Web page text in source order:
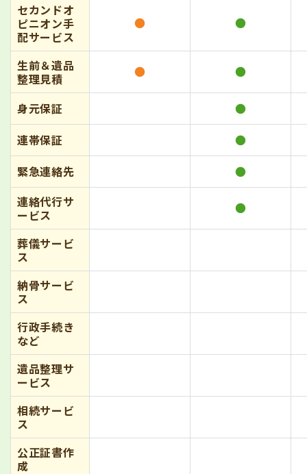
セカンドオ
ピニオン手
配サービス
● ●
生前＆遺品
整理見積
● ●
身元保証
●
連帯保証
●
緊急連絡先
●
連絡代行サ
ービス
●
葬儀サービ
ス
納骨サービ
ス
行政手続き
など
遺品整理サ
ービス
相続サービ
ス
公正証書作
成